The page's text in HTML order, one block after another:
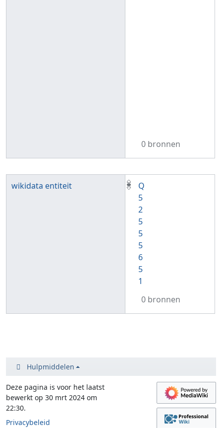
0 bronnen
wikidata entiteit
Q
5
2
5
5
5
6
5
1
0 bronnen
Hulpmiddelen
Deze pagina is voor het laatst
bewerkt op 30 mrt 2024 om
22:30.
Privacybeleid